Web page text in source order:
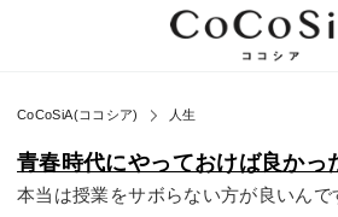
CoCoSiA(ココシア) 人生
青春時代にやっておけば良か
本当は授業をサボらない方が良いんで